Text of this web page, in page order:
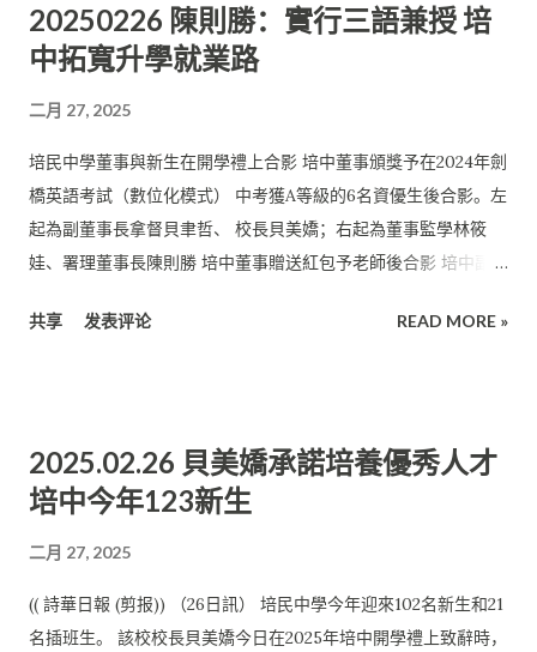
20250226 陳則勝：實行三語兼授 培
中拓寬升學就業路
二月 27, 2025
培民中學董事與新生在開學禮上合影 培中董事頒獎予在2024年劍
橋英語考試（數位化模式） 中考獲A等級的6名資優生後合影。左
起為副董事長拿督貝聿哲、 校長貝美嬌；右起為董事監學林筱
娃、署理董事長陳則勝 培中董事贈送紅包予老師後合影 培中副董
華日報 (剪报)) （26日訊）培民中學秉持三語並重的方針， 這是
迎所有新生加入培中大家庭， 為該校注入新的活力，也開啟了一
段新的學習旅程。 盼新生融入新環境 他表示，教育必須具備靈活
會發展趨勢， 確保學生畢業後能順利走向社會，或繼續深造，邁
向更高的目標。 他說，在我國這個多元文化的國家， 教育機構肩
負著促進社會和諧的責任。 希望學生珍惜學校提供的學習環境，
共享 发表评论 READ MORE »
2025.02.26 貝美嬌承諾培養優秀人才
培中今年123新生
二月 27, 2025
(( 詩華日報 (剪报)) （26日訊） 培民中學今年迎來102名新生和21
名插班生。 該校校長貝美嬌今日在2025年培中開學禮上致辭時，